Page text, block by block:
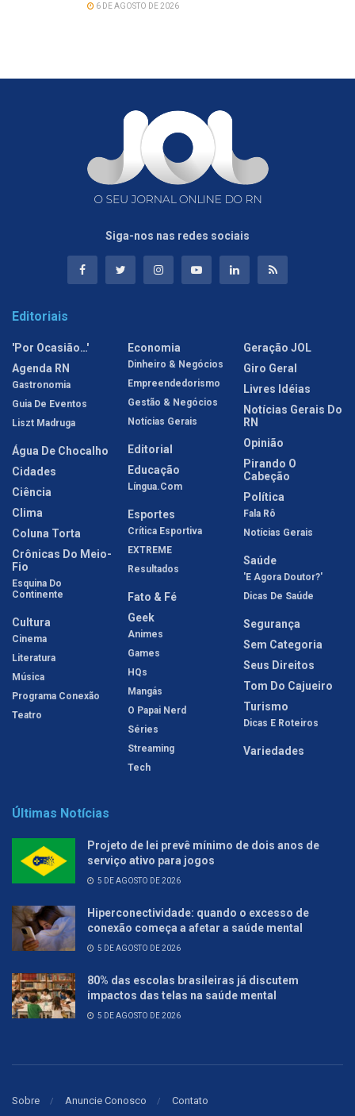
6 DE AGOSTO DE 2026
Siga-nos nas redes sociais
Editoriais
'Por Ocasião…'
Agenda RN
Gastronomia
Guia De Eventos
Liszt Madruga
Água De Chocalho
Cidades
Ciência
Clima
Coluna Torta
Crônicas Do Meio-
Fio
Esquina Do
Continente
Cultura
Cinema
Literatura
Música
Programa Conexão
Teatro
Economia
Dinheiro & Negócios
Empreendedorismo
Gestão & Negócios
Notícias Gerais
Editorial
Educação
Língua.com
Esportes
Crítica Esportiva
EXTREME
Resultados
Fato & Fé
Geek
Animes
Games
HQs
Mangás
O Papai Nerd
Séries
Streaming
Tech
Geração JOL
Giro Geral
Livres Idéias
Notícias Gerais Do
RN
Opinião
Pirando O
Cabeção
Política
Fala Rô
Notícias Gerais
Saúde
'E Agora Doutor?'
Dicas De Saúde
Segurança
Sem Categoria
Seus Direitos
Tom Do Cajueiro
Turismo
Dicas E Roteiros
Variedades
Últimas Notícias
Projeto de lei prevê mínimo de dois anos de
serviço ativo para jogos
5 DE AGOSTO DE 2026
Hiperconectividade: quando o excesso de
conexão começa a afetar a saúde mental
5 DE AGOSTO DE 2026
80% das escolas brasileiras já discutem
impactos das telas na saúde mental
5 DE AGOSTO DE 2026
Sobre Anuncie Conosco Contato